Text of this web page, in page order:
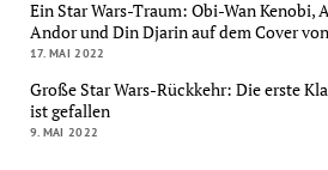
Ein Star Wars-Traum: Obi-Wan Kenobi,
Andor und Din Djarin auf dem Cover
17. MAI 2022
Große Star Wars-Rückkehr: Die erste
ist gefallen
9. MAI 2022